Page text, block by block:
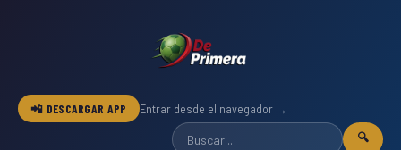
📲 DESCARGAR APP Entrar desde el navegador →
🔍